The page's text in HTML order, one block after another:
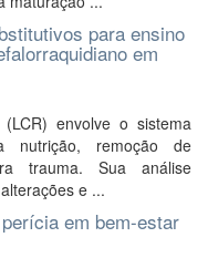
para ensino
em
envolve o sistema
nutrição, remoção de
trauma. Sua análise
e ...
em bem-estar